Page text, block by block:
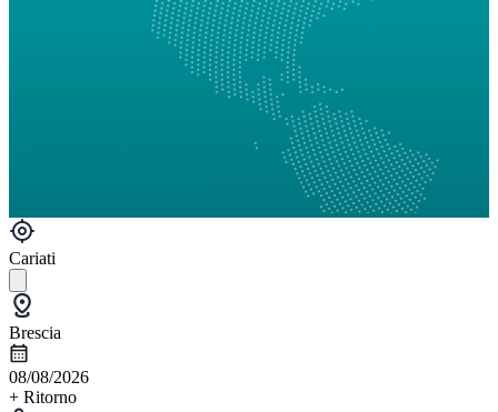
Cariati
Brescia
08/08/2026
+ Ritorno